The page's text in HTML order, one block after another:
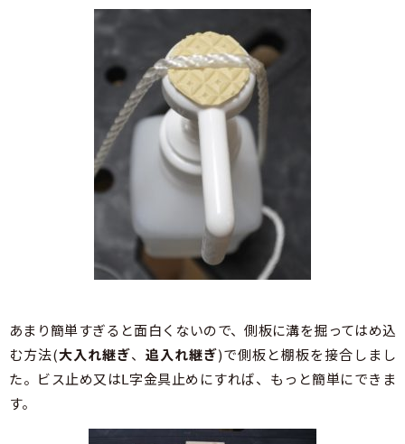
あまり簡単すぎると面白くないので、側板に溝を掘ってはめ込
む方法(大入れ継ぎ、 追入れ継ぎ)で側板と棚板を接合しまし
た。ビス止め又はⅬ字金具止めにすれば、もっと簡単にできま
す。